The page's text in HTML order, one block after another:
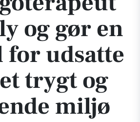
og gør en
for udsatte
trygt og
miljø